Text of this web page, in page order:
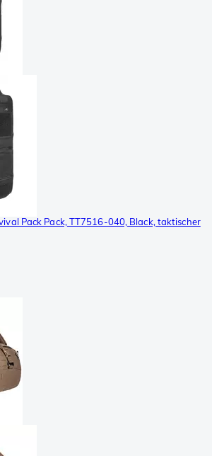
Pack Pack, TT7516-040, Black, taktischer